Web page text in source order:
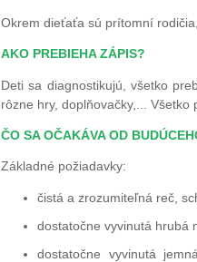
Okrem dieťaťa sú prítomní
AKO PREBIEHA ZÁPIS?
Deti sa diagnostikujú, všetko
rôzne hry, doplňovačky,...
ČO SA OČAKÁVA OD
Základné požiadavky:
čistá a zrozumiteľná reč,
dostatočne vyvinutá hrubá
dostatočne vyvinutá